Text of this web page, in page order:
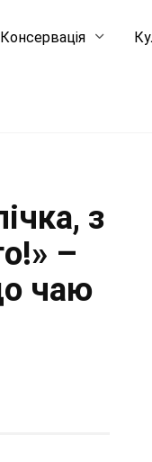
Консервація
з
–
чаю